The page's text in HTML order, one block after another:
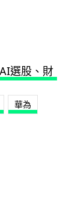
華為